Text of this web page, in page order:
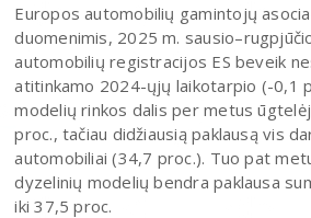
Europos automobilių gamintojų
duomenimis, 2025 m.
automobilių registracijos ES beveik
atitinkamo 2024-ųjų laikotarpio (-0,1
modelių rinkos dalis per metus
proc., tačiau didžiausią paklausą vis
automobiliai (34,7 proc.). Tuo pat
dyzelinių modelių bendra paklausa
iki 37,5 proc.